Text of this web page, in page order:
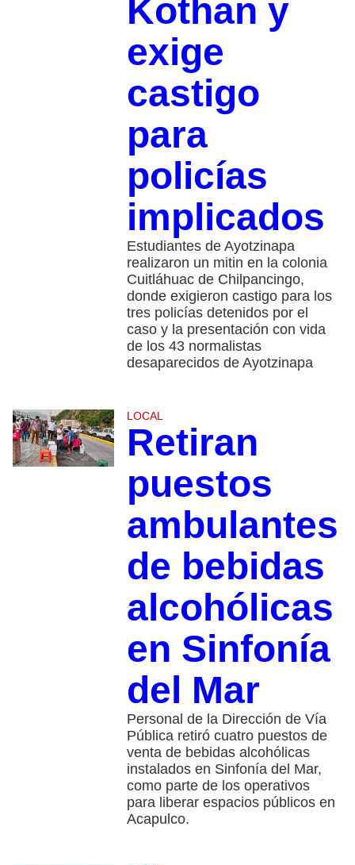
Kothan y
exige
castigo
para
policías
implicados
Estudiantes de Ayotzinapa
realizaron un mitin en la colonia
Cuitláhuac de Chilpancingo,
donde exigieron castigo para los
tres policías detenidos por el
caso y la presentación con vida
de los 43 normalistas
desaparecidos de Ayotzinapa
LOCAL
Retiran
puestos
ambulantes
de bebidas
alcohólicas
en Sinfonía
del Mar
Personal de la Dirección de Vía
Pública retiró cuatro puestos de
venta de bebidas alcohólicas
instalados en Sinfonía del Mar,
como parte de los operativos
para liberar espacios públicos en
Acapulco.